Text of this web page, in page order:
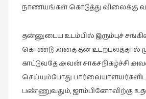
நூலக
நேர்காணல்
படித்தவை
நாணயங்கள் கொடுத்து விலைக்கு
தன்னுடைய உடம்பில் இரும்புச்
கொண்டு அதை தன் உடற்பலத்தால்
காட்டுவதே அவன்
செய்யும்போது
பண்ணுவதும், ஜாம்பினோவிற்கு